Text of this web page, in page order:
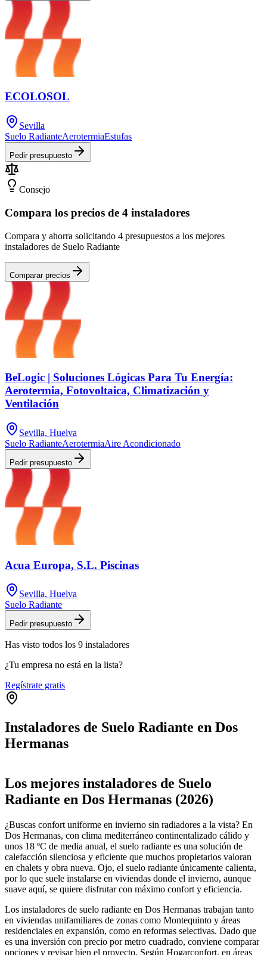
ECOLOSOL
Sevilla
Suelo RadianteAerotermiaEstufas
Pedir presupuesto
Consejo
Compara los precios de 4 instaladores
Compara y ahorra solicitando 4 presupuestos a los mejores
instaladores de Suelo Radiante
Comparar precios
BeLogic | Soluciones Lógicas Para Tu Energía:
Aerotermia, Fotovoltaica, Climatización y
Ventilación
Sevilla, Huelva
Suelo RadianteAerotermiaAire Acondicionado
Pedir presupuesto
Acua Europa, S.L. Piscinas
Sevilla, Huelva
Suelo Radiante
Pedir presupuesto
Has visto todos los 9 instaladores
¿Tu empresa no está en la lista?
Regístrate gratis
Instaladores de Suelo Radiante en Dos
Hermanas
+
−
Los mejores instaladores de Suelo
Radiante en Dos Hermanas (2026)
¿Buscas confort uniforme en invierno sin radiadores a la vista? En
Dos Hermanas, con clima mediterráneo continentalizado cálido y
unos 18 ºC de media anual, el suelo radiante es una solución de
calefacción silenciosa y eficiente que muchos propietarios valoran
en chalets y obra nueva. Ojo, el suelo radiante únicamente calienta,
por lo que suele instalarse en viviendas donde el invierno, aunque
suave aquí, se quiere disfrutar con máximo confort y eficiencia.
Los instaladores de suelo radiante en Dos Hermanas trabajan tanto
en viviendas unifamiliares de zonas como Montequinto y áreas
residenciales en expansión, como en reformas selectivas. Dado que
es una inversión con precio por metro cuadrado, conviene comparar
opciones y revisar bien el proyecto. Según Hogarconfort, en áreas